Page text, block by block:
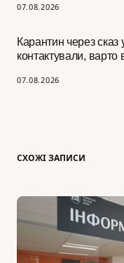
07.08.2026
Карантин через сказ
контактували, варто
07.08.2026
СХОЖІ ЗАПИСИ